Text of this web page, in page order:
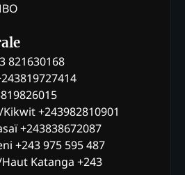
821630168
+243982810901
+243838672087
+243 975 595 487
Katanga +243